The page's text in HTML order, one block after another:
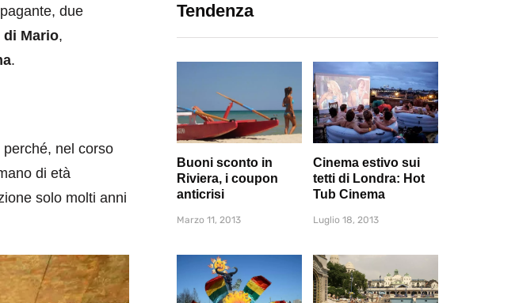
due
di Mario,
.
perché, nel corso
di età
solo molti anni
Tendenza
Buoni sconto in
Riviera, i coupon
anticrisi
Marzo 11, 2013
Cinema estivo sui
tetti di Londra: Hot
Tub Cinema
Luglio 18, 2013